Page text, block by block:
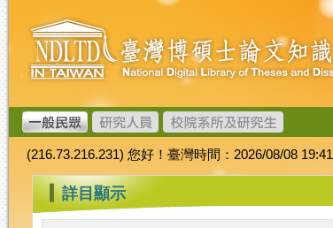
跳
到
主
要
內
容
臺
灣
博
碩
士
論
文
加
值
系
統
(216.73.216.231) 您好！臺灣時間：2026/08/08 19:41
::: 詳目顯示